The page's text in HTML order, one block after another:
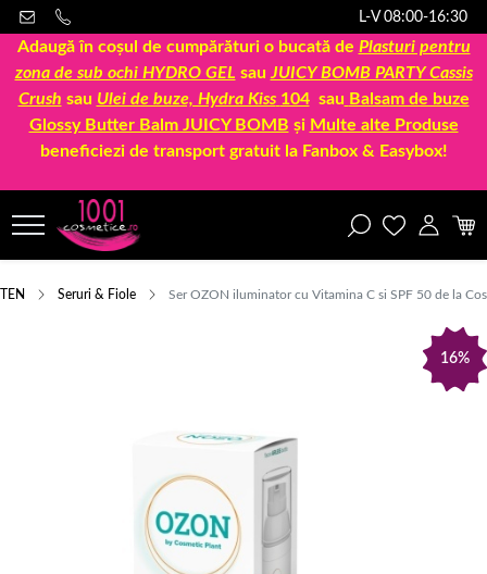
L-V 08:00-16:30
Adaugă în coșul de cumpărături o bucată de Plasturi pentru
zona de sub ochi HYDRO GEL sau JUICY BOMB PARTY Cassis
Crush sau Ulei de buze, Hydra Kiss 104sau Balsam de buze
Glossy Butter Balm JUICY BOMB și Multe alte Produse
beneficiezi de transport gratuit la Fanbox & Easybox!
TEN Seruri & Fiole Ser OZON iluminator cu Vitamina C si SPF 50 de la
16%